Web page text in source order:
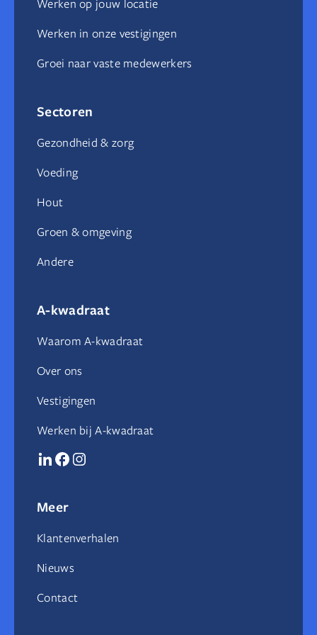
Werken op jouw locatie
Werken in onze vestigingen
Groei naar vaste medewerkers
Sectoren
Gezondheid & zorg
Voeding
Hout
Groen & omgeving
Andere
A-kwadraat
Waarom A-kwadraat
Over ons
Vestigingen
Werken bij A-kwadraat
Meer
Klantenverhalen
Nieuws
Contact